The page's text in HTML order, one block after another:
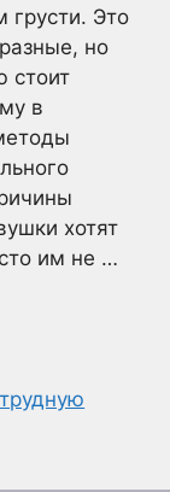
грусти. Это
но
стоит
в
хотят
им не …